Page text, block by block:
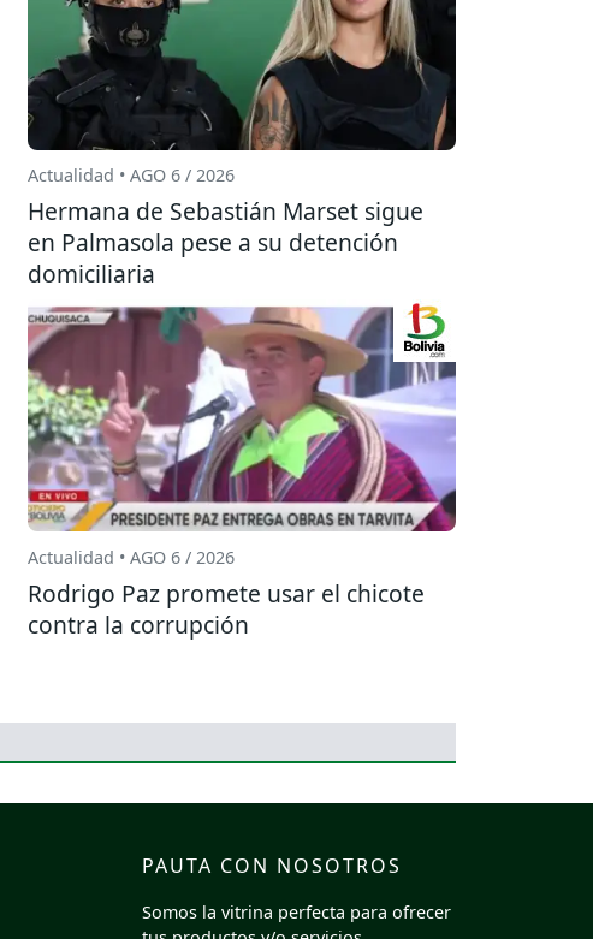
Actualidad • AGO 6 / 2026
Hermana de Sebastián Marset sigue
en Palmasola pese a su detención
domiciliaria
Actualidad • AGO 6 / 2026
Rodrigo Paz promete usar el chicote
contra la corrupción
PAUTA CON NOSOTROS
Somos la vitrina perfecta para ofrecer